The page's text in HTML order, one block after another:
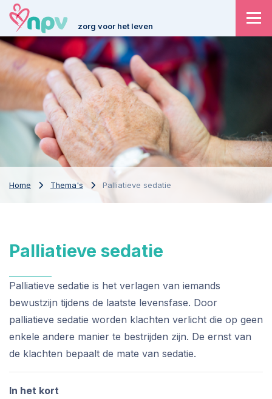
zorg voor het leven
Home Thema's Palliatieve sedatie
Palliatieve sedatie
Palliatieve sedatie is het verlagen van iemands
bewustzijn tijdens de laatste levensfase. Door
palliatieve sedatie worden klachten verlicht die op geen
enkele andere manier te bestrijden zijn. De ernst van
de klachten bepaalt de mate van sedatie.
In het kort